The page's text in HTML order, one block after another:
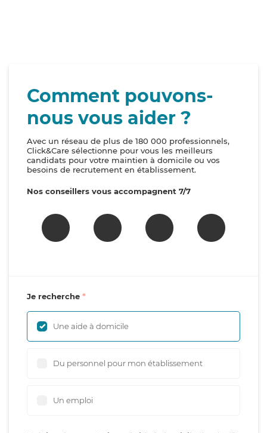
Comment pouvons-
nous vous aider ?
Avec un réseau de plus de 180 000 professionnels,
Click&Care sélectionne pour vous les meilleurs
candidats pour votre maintien à domicile ou vos
besoins de recrutement en établissement.
Nos conseillers vous accompagnent 7/7
Je recherche
Une aide à domicile
Du personnel pour mon établissement
Un emploi